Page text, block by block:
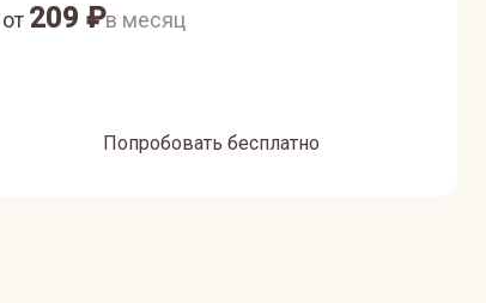
от 209 ₽в месяц
Попробовать бесплатно